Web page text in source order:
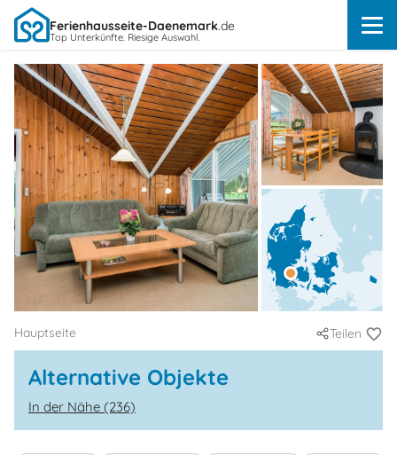
Ferienhausseite-Daenemark.de
Top Unterkünfte. Riesige Auswahl.
Hauptseite Teilen
Alternative Objekte
In der Nähe (236)